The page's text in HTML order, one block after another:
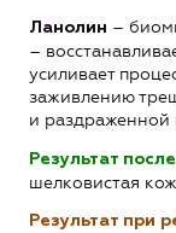
Ланолин –
–
усиливает
заживлению
и раздраженной
Результат
шелковистая
Результат при